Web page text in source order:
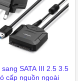
sang SATA III 2.5 3.5
cấp nguồn ngoài